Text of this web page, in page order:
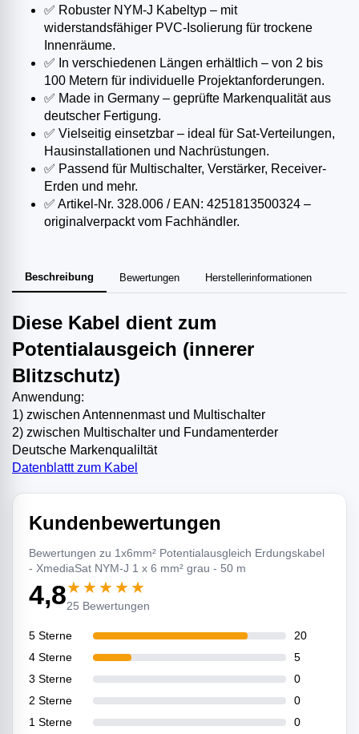
✅ Robuster NYM‑J Kabeltyp – mit
widerstandsfähiger PVC-Isolierung für trockene
Innenräume.
✅ In verschiedenen Längen erhältlich – von 2 bis
100 Metern für individuelle Projektanforderungen.
✅ Made in Germany – geprüfte Markenqualität aus
deutscher Fertigung.
✅ Vielseitig einsetzbar – ideal für Sat-Verteilungen,
Hausinstallationen und Nachrüstungen.
✅ Passend für Multischalter, Verstärker, Receiver-
Erden und mehr.
✅ Artikel-Nr. 328.006 / EAN: 4251813500324 –
originalverpackt vom Fachhändler.
Beschreibung Bewertungen Herstellerinformationen
Diese Kabel dient zum
Potentialausgeich (innerer
Blitzschutz)
Anwendung:
1) zwischen Antennenmast und Multischalter
2) zwischen Multischalter und Fundamenterder
Deutsche Markenqualiltät
Datenblattt zum Kabel
Kundenbewertungen
Bewertungen zu 1x6mm² Potentialausgleich Erdungskabel
- XmediaSat NYM-J 1 x 6 mm² grau - 50 m
4,8★★★★★
25 Bewertungen
5 Sterne
20
4 Sterne
5
3 Sterne
0
2 Sterne
0
1 Sterne
0